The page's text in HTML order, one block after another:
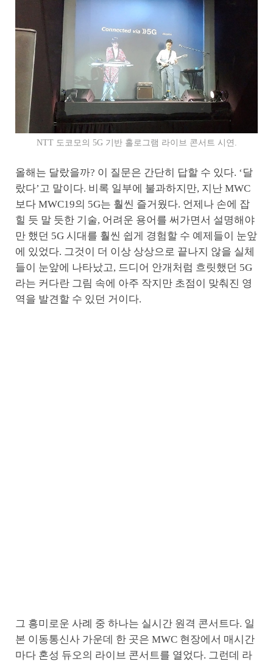
NTT 도코모의 5G 기반 홀로그램 라이브 콘서트 시연.
올해는 달랐을까? 이 질문은 간단히 답할 수 있다. ‘달
랐다’고 말이다. 비록 일부에 불과하지만, 지난 MWC
보다 MWC19의 5G는 훨씬 즐거웠다. 언제나 손에 잡
힐 듯 말 듯한 기술, 어려운 용어를 써가면서 설명해야
만 했던 5G 시대를 훨씬 쉽게 경험할 수 예제들이 눈앞
에 있었다. 그것이 더 이상 상상으로 끝나지 않을 실체
들이 눈앞에 나타났고, 드디어 안개처럼 흐릿했던 5G
라는 커다란 그림 속에 아주 작지만 초점이 맞춰진 영
역을 발견할 수 있던 거이다.
그 흥미로운 사례 중 하나는 실시간 원격 콘서트다. 일
본 이동통신사 가운데 한 곳은 MWC 현장에서 매시간
마다 혼성 듀오의 라이브 콘서트를 열었다. 그런데 라